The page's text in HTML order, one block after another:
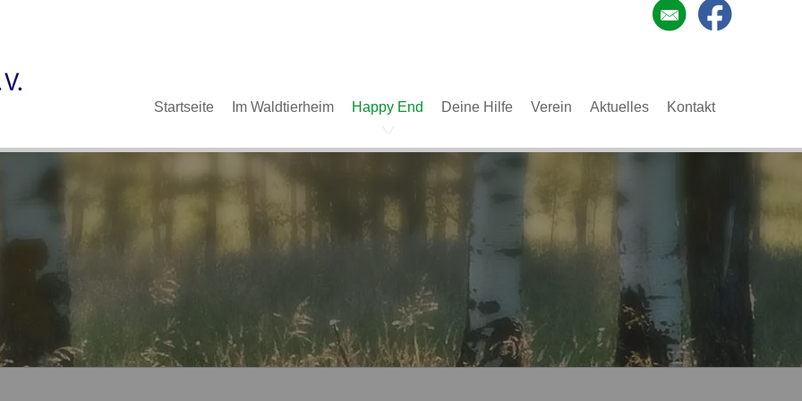
Navigation
überspringen
Startseite Im Waldtierheim Happy End Deine Hilfe Verein Aktuelles Kontakt